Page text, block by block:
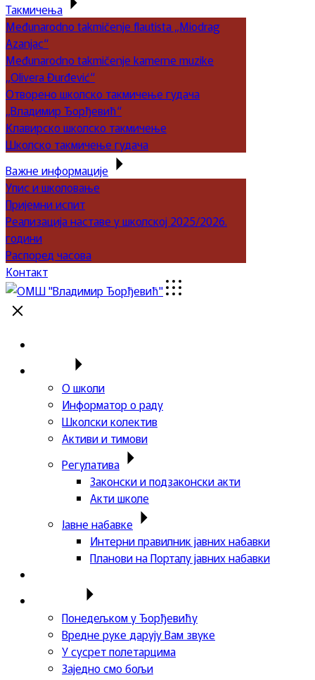
Такмичења
Međunarodno takmičenje flautista „Miodrag
Azanjac“
Međunarodno takmičenje kamerne muzike
„Olivera Đurđević“
Отворено школско такмичење гудача
„Владимир Ђорђевић“
Клавирско школско такмичење
Школско такмичење гудача
Важне информације
Упис и школовање
Пријемни испит
Реализација наставе у школској 2025/2026.
години
Распоред часова
Контакт
О школи
Информатор о раду
Школски колектив
Активи и тимови
Регулатива
Законски и подзаконски акти
Акти школе
Јавне набавке
Интерни правилник јавних набавки
Планови на Порталу јавних набавки
Понедељком у Ђорђевићу
Вредне руке дарују Вам звуке
У сусрет полетарцима
Заједно смо бољи